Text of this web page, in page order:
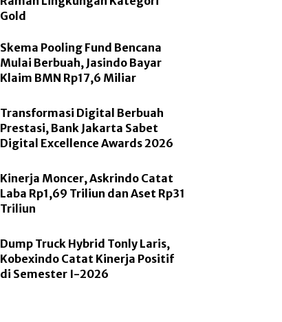
Gold
Skema Pooling Fund Bencana
Mulai Berbuah, Jasindo Bayar
Klaim BMN Rp17,6 Miliar
Transformasi Digital Berbuah
Prestasi, Bank Jakarta Sabet
Digital Excellence Awards 2026
Kinerja Moncer, Askrindo Catat
Laba Rp1,69 Triliun dan Aset Rp31
Triliun
Dump Truck Hybrid Tonly Laris,
Kobexindo Catat Kinerja Positif
di Semester I-2026